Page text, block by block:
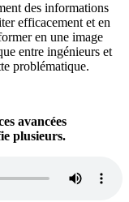
des informations
efficacement et en
en une image
entre ingénieurs et
problématique.
avancées
plusieurs.